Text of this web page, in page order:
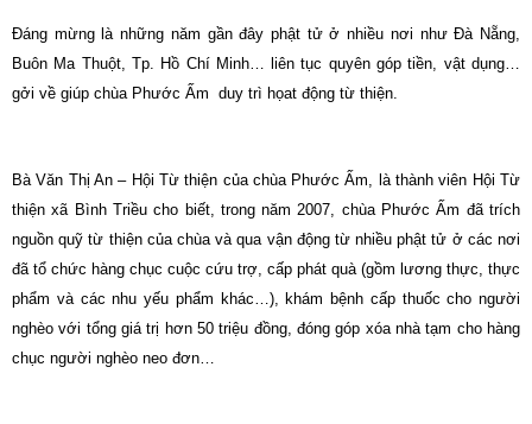
Đáng mừng là những năm gần đây phật tử ở nhiều nơi như Đà Nẵng,
Buôn Ma Thuột, Tp. Hồ Chí Minh… liên tục quyên góp tiền, vật dụng…
gởi về giúp chùa Phước Ấm duy trì họat động từ thiện.
Bà Văn Thị An – Hội Từ thiện của chùa Phước Ấm, là thành viên Hội Từ
thiện xã Bình Triều cho biết, trong năm 2007, chùa Phước Ấm đã trích
nguồn quỹ từ thiện của chùa và qua vận động từ nhiều phật tử ở các nơi
đã tổ chức hàng chục cuộc cứu trợ, cấp phát quà (gồm lương thực, thực
phẩm và các nhu yếu phẩm khác…), khám bệnh cấp thuốc cho người
nghèo với tổng giá trị hơn 50 triệu đồng, đóng góp xóa nhà tạm cho hàng
chục người nghèo neo đơn…